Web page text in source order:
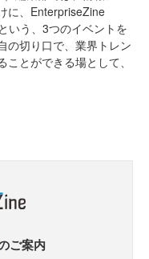
に、EnterpriseZine
いう、3つのイベントを
の切り口で、業界トレン
とができる場として、
ご案内